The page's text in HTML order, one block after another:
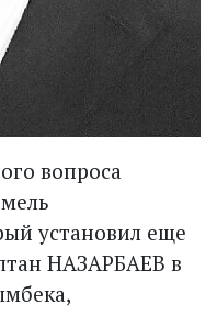
вопроса
установил еще
НАЗАРБАЕВ в